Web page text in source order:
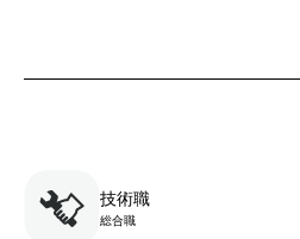
技術職
総合職